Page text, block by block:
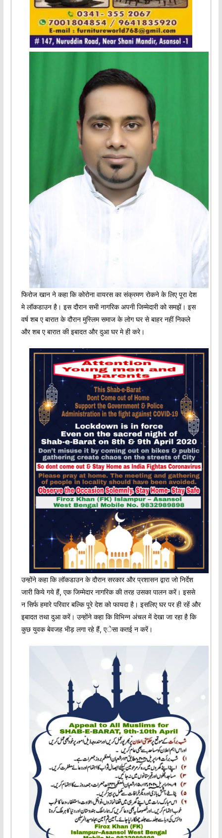
फिरोज खान ने कहा कि कोरोना वायरस का संक्रमण रोकने के लिए पूरा देश
मे लॉकडाउन है। इस दौरान सभी नागरिक अपनी जिम्मेदारी को समझें। इस
वर्ष शब ए बारात के दौरान मुस्लिम समाज के लोग घर से बाहर नहीं निकले
और शब ए बारात की इबादत और दुआ घर मे ही करे।
उन्होंने कहा कि लॉकडाउन के दौरान सरकार और प्रशासन द्वारा जो निर्देश
जारी किये गये हैं, एक जिम्मेदार नागरिक की तरह उसका पालन करें। इससे
न सिर्फ हमारे परिवार बल्कि पूरे देश को फायदा है। इसलिए घर पर ही रहें और
इबादत तथा दुआ करें। उन्होंने कहा कि विभिन्न अंचल में देखा जा रहा है कि
कुछ युवक बेवजह भीड़ लगा रहे हैं, एेसा कतई न करें।